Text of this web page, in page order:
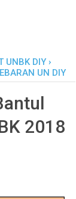
UNBK DIY ›
UN DIY
2018